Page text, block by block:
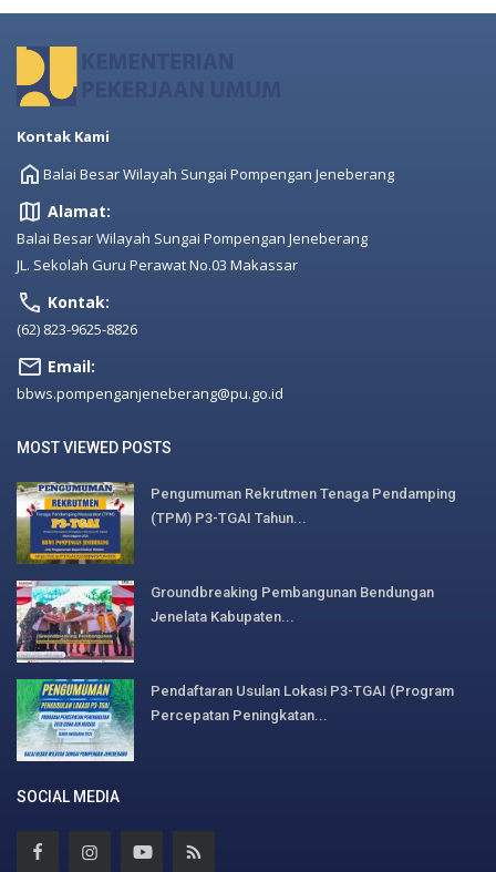
Kontak Kami
Balai Besar Wilayah Sungai Pompengan Jeneberang
Alamat:
Balai Besar Wilayah Sungai Pompengan Jeneberang
JL. Sekolah Guru Perawat No.03 Makassar
Kontak:
(62) 823-9625-8826
Email:
bbws.pompenganjeneberang@pu.go.id
MOST VIEWED POSTS
Pengumuman Rekrutmen Tenaga Pendamping
(TPM) P3-TGAI Tahun...
Groundbreaking Pembangunan Bendungan
Jenelata Kabupaten...
Pendaftaran Usulan Lokasi P3-TGAI (Program
Percepatan Peningkatan...
SOCIAL MEDIA